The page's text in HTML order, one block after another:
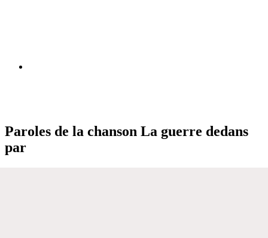
Paroles de la chanson La guerre dedans
par